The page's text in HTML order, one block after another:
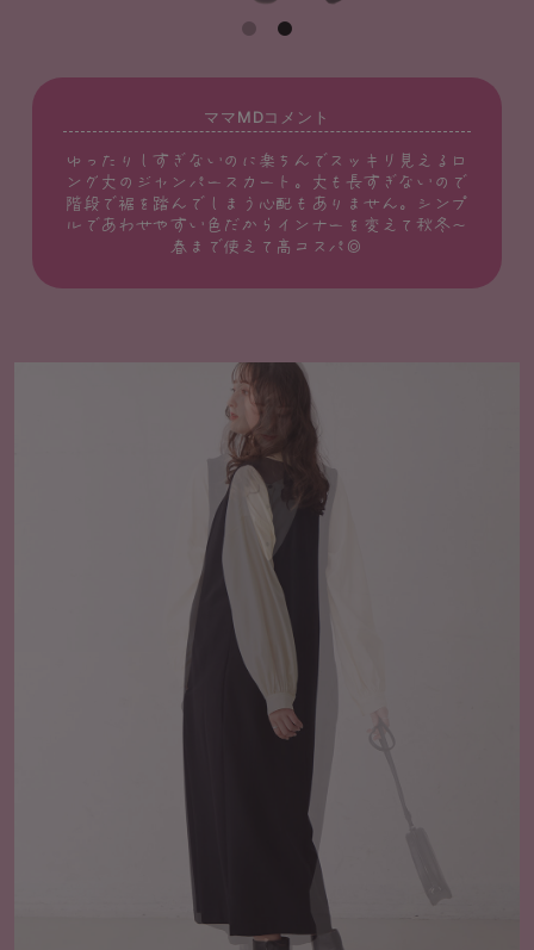
ママMDコメント
ゆったりしすぎないのに楽ちんでスッキリ見えるロ
ング丈のジャンパースカート。丈も長すぎないので
階段で裾を踏んでしまう心配もありません。シンプ
ルであわせやすい色だからインナーを変えて秋冬～
春まで使えて高コスパ◎